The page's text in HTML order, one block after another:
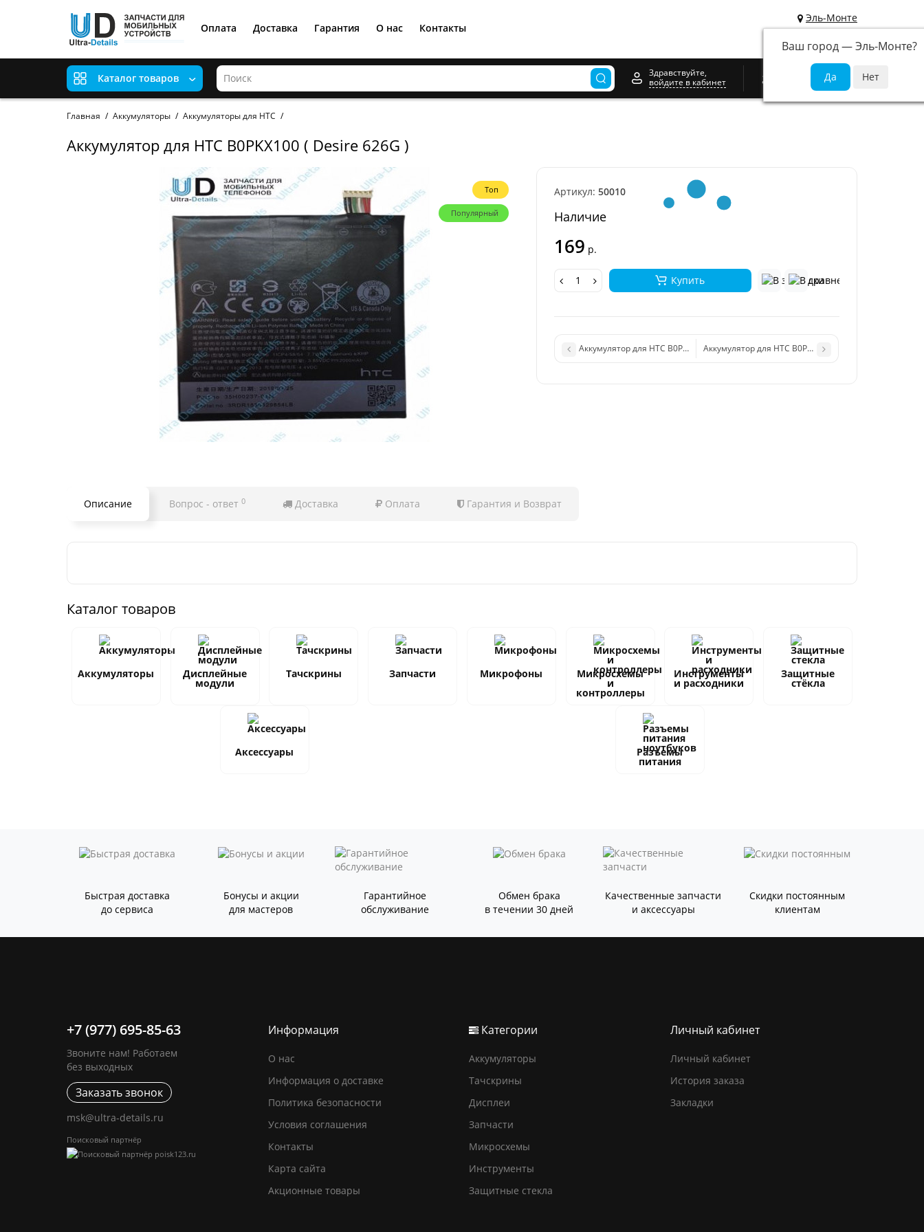
Эль-Монте
Ваш город —Эль-Монте?
Оплата Доставка Гарантия О нас Контакты
Каталог товаров
Здравствуйте,
войдите в кабинет
0
Главная Аккумуляторы Аккумуляторы для HTC
Аккумулятор для HTC B0PKX100 ( Desire 626G )
Топ
Популярный
Артикул: 50010
Наличие
169 р.
Купить
Аккумулятор для HTC B0P9C100 ( Desire 816/816 Dual/816G Dual )
Аккумулятор для HTC B0PE6100 ( Desire 620G )
Описание Вопрос - ответ 0 Доставка Оплата Гарантия и Возврат
Каталог товаров
Аккумуляторы Дисплейные
модули
Тачскрины Запчасти Микрофоны Микросхемы
и
контроллеры
Инструменты
и расходники
Защитные
стёкла
Аксессуары Разъемы
питания
Быстрая доставка
до сервиса
Бонусы и акции
для мастеров
Гарантийное
обслуживание
Обмен брака
в течении 30 дней
Качественные запчасти
и аксессуары
Скидки постоянным
клиентам
+7 (977) 695-85-63
Звоните нам! Работаем
без выходных
Заказать звонок
msk@ultra-details.ru
Поисковый партнёр
Информация
О нас
Информация о доставке
Политика безопасности
Условия соглашения
Контакты
Карта сайта
Акционные товары
Категории
Аккумуляторы
Тачскрины
Дисплеи
Запчасти
Микросхемы
Инструменты
Защитные стекла
Личный кабинет
Личный кабинет
История заказа
Закладки